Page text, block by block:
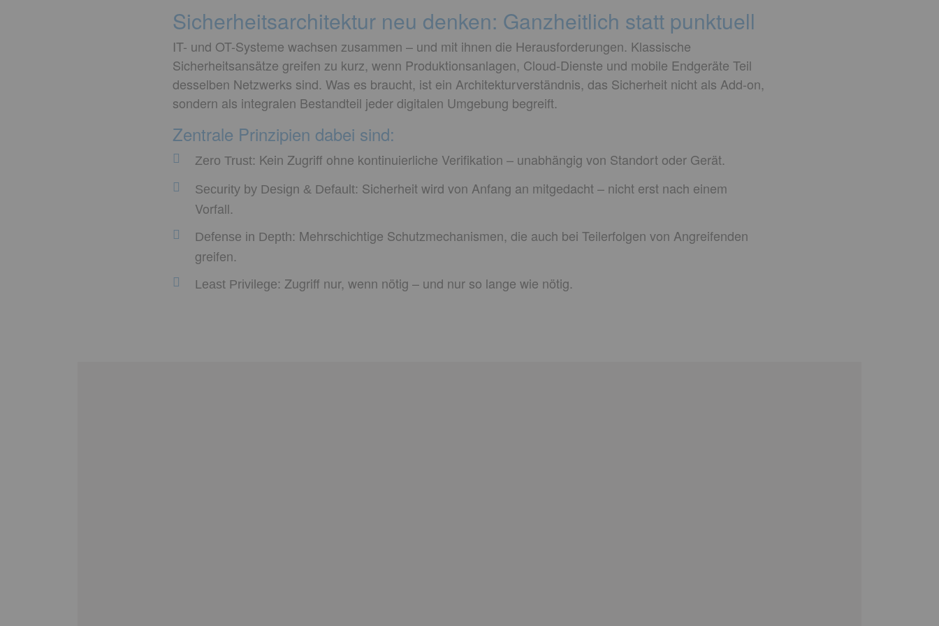
Sicherheitsarchitektur neu denken: Ganzheitlich statt punktuell
IT- und OT-Systeme wachsen zusammen – und mit ihnen die Herausforderungen. Klassische
Sicherheitsansätze greifen zu kurz, wenn Produktionsanlagen, Cloud-Dienste und mobile Endgeräte Teil
desselben Netzwerks sind. Was es braucht, ist ein Architekturverständnis, das Sicherheit nicht als Add-on,
sondern als integralen Bestandteil jeder digitalen Umgebung begreift.
Zentrale Prinzipien dabei sind:
Zero Trust: Kein Zugriff ohne kontinuierliche Verifikation – unabhängig von Standort oder Gerät.
Security by Design & Default: Sicherheit wird von Anfang an mitgedacht – nicht erst nach einem
Vorfall.
Defense in Depth: Mehrschichtige Schutzmechanismen, die auch bei Teilerfolgen von Angreifenden
greifen.
Least Privilege: Zugriff nur, wenn nötig – und nur so lange wie nötig.